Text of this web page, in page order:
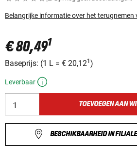
Belangrijke informatie over het terugnemen
€ 80,491
Baseprijs: (1 L = € 20,121 )
Leverbaar
TOEVOEGEN AAN
BESCHIKBAARHEID IN